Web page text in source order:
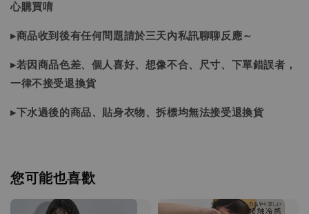
心購買唷
▸商品收到後有任何問題請於三天內私訊聊聊反應～
▸若因商品色差、個人喜好、想像不合、尺寸、下單錯誤者，
一律不接受退換貨
▸下水過後的商品、貼身衣物、拆標均無法接受退換貨
您可能也喜歡